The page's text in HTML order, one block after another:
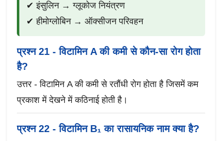
✔ इंसुलिन → ग्लूकोज नियंत्रण
✔ हीमोग्लोबिन → ऑक्सीजन परिवहन
प्रश्न 21 - विटामिन A की कमी से कौन-सा रोग होता
है?
उत्तर - विटामिन A की कमी से रतौंधी रोग होता है जिसमें कम
प्रकाश में देखने में कठिनाई होती है।
प्रश्न 22 - विटामिन B₁ का रासायनिक नाम क्या है?